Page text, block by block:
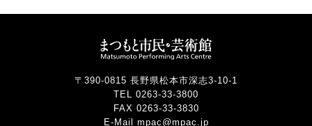
〒390-0815 長野県松本市深志3-10-1
TEL 0263-33-3800
FAX 0263-33-3830
E-Mail mpac@mpac.jp